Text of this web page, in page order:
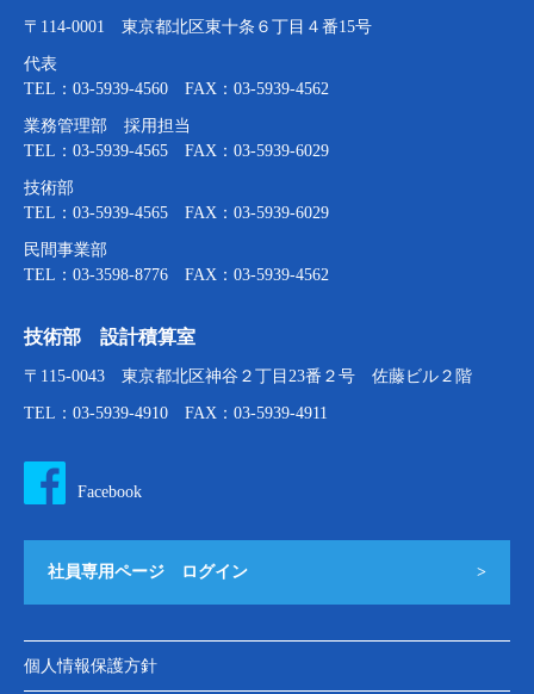
〒114-0001 東京都北区東十条６丁目４番15号
代表
TEL：03-5939-4560 FAX：03-5939-4562
業務管理部 採用担当
TEL：03-5939-4565 FAX：03-5939-6029
技術部
TEL：03-5939-4565 FAX：03-5939-6029
民間事業部
TEL：03-3598-8776 FAX：03-5939-4562
技術部 設計積算室
〒115-0043 東京都北区神谷２丁目23番２号 佐藤ビル２階
TEL：03-5939-4910 FAX：03-5939-4911
Facebook
社員専用ページ ログイン >
個人情報保護方針